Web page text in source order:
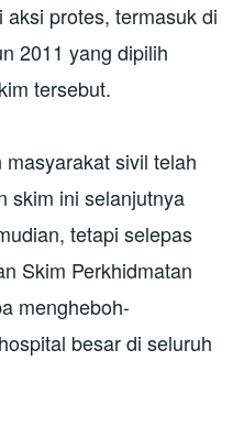
protes, termasuk di
2011 yang dipilih
tersebut.
sivil telah
skim ini selanjutnya
tetapi selepas
Skim Perkhidmatan
mengheboh-
besar di seluruh